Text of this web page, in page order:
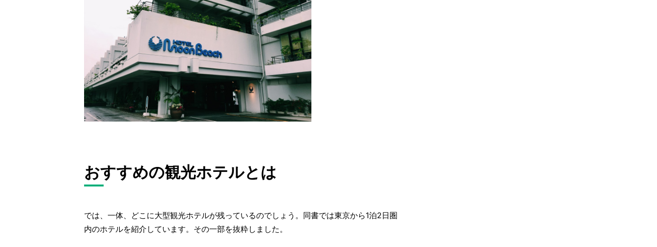
おすすめの観光ホテルとは
では、一体、どこに大型観光ホテルが残っているのでしょう。同書では東京から1泊2日圏
内のホテルを紹介しています。その一部を抜粋しました。